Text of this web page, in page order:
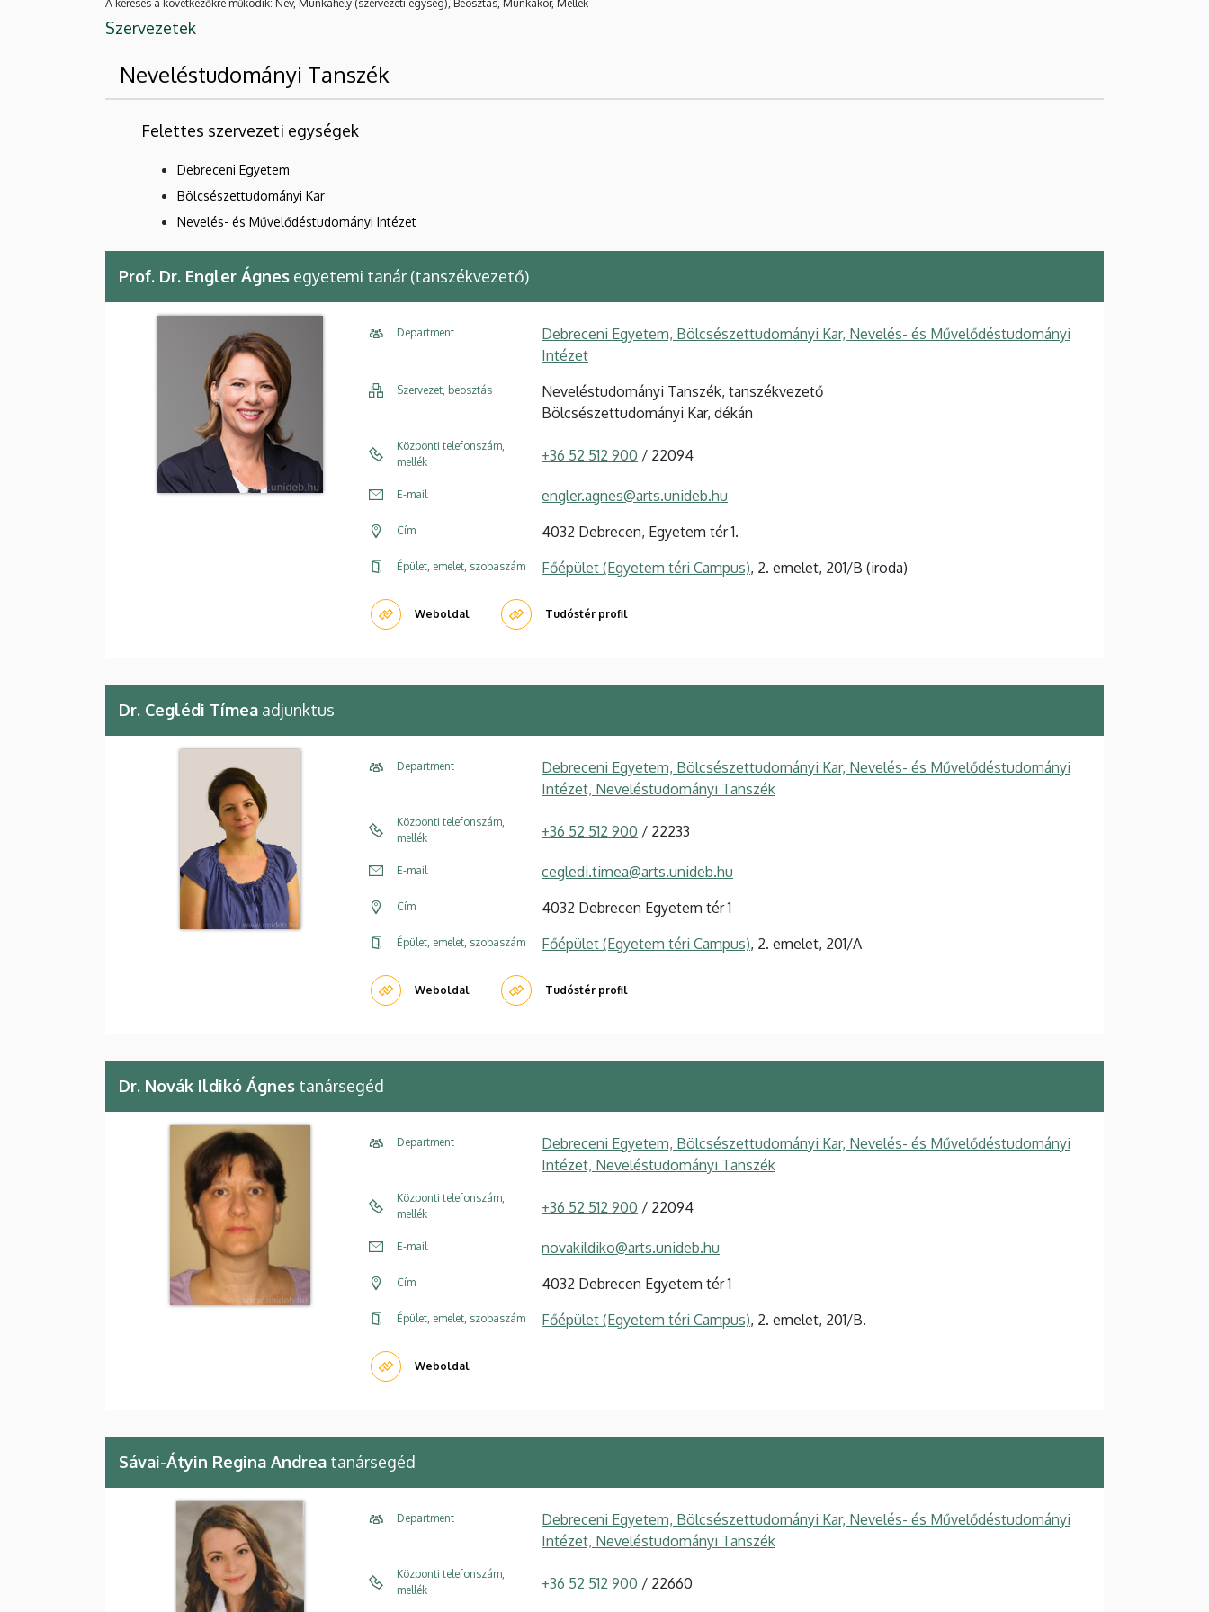
A keresés a következőkre működik: Név, Munkahely (szervezeti egység), Beosztás, Munkakör, Mellék
Szervezetek
Neveléstudományi Tanszék
Felettes szervezeti egységek
Debreceni Egyetem
Bölcsészettudományi Kar
Nevelés- és Művelődéstudományi Intézet
Prof. Dr. Engler Ágnes egyetemi tanár (tanszékvezető)
Department
Debreceni Egyetem, Bölcsészettudományi Kar, Nevelés- és Művelődéstudományi
Intézet
Szervezet, beosztás
Neveléstudományi Tanszék, tanszékvezető
Bölcsészettudományi Kar, dékán
Központi telefonszám,
mellék
+36 52 512 900 / 22094
E-mail engler.agnes@arts.unideb.hu
Cím 4032 Debrecen, Egyetem tér 1.
Épület, emelet, szobaszám Főépület (Egyetem téri Campus), 2. emelet, 201/B (iroda)
Weboldal Tudóstér profil
Dr. Ceglédi Tímea adjunktus
Department
Debreceni Egyetem, Bölcsészettudományi Kar, Nevelés- és Művelődéstudományi
Intézet, Neveléstudományi Tanszék
Központi telefonszám,
mellék
+36 52 512 900 / 22233
E-mail cegledi.timea@arts.unideb.hu
Cím 4032 Debrecen Egyetem tér 1
Épület, emelet, szobaszám Főépület (Egyetem téri Campus), 2. emelet, 201/A
Weboldal Tudóstér profil
Dr. Novák Ildikó Ágnes tanársegéd
Department
Debreceni Egyetem, Bölcsészettudományi Kar, Nevelés- és Művelődéstudományi
Intézet, Neveléstudományi Tanszék
Központi telefonszám,
mellék
+36 52 512 900 / 22094
E-mail novakildiko@arts.unideb.hu
Cím 4032 Debrecen Egyetem tér 1
Épület, emelet, szobaszám Főépület (Egyetem téri Campus), 2. emelet, 201/B.
Weboldal
Sávai-Átyin Regina Andrea tanársegéd
Department
Debreceni Egyetem, Bölcsészettudományi Kar, Nevelés- és Művelődéstudományi
Intézet, Neveléstudományi Tanszék
Központi telefonszám,
mellék
+36 52 512 900 / 22660